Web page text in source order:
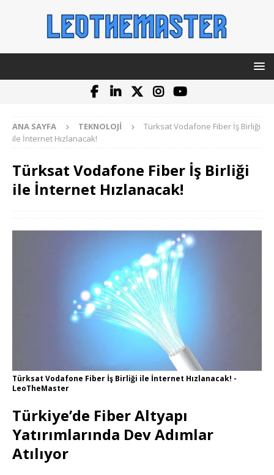
ANA SAYFA TEKNOLOJI
Türksat Vodafone Fiber İş Birliği
ile İnternet Hızlanacak!
Türksat Vodafone Fiber İş Birliği
ile İnternet Hızlanacak!
Türksat Vodafone Fiber İş Birliği ile İnternet Hızlanacak! -
LeoTheMaster
Türkiye’de Fiber Altyapı
Yatırımlarında Dev Adımlar
Atılıyor